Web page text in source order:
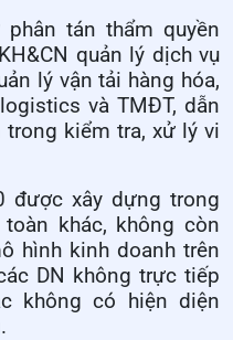
tán thẩm quyền
quản lý dịch vụ
lý vận tải hàng hóa,
và TMĐT, dẫn
trong kiểm tra, xử lý vi
được xây dựng trong
khác, không còn
hình kinh doanh trên
DN không trực tiếp
không có hiện diện